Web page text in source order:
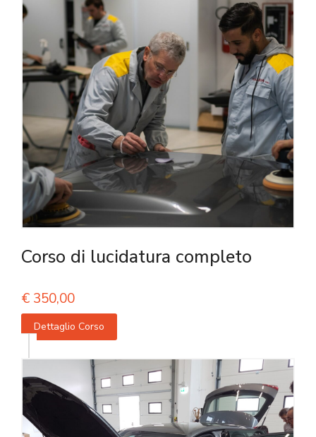
Corso di lucidatura completo
€ 350,00
Dettaglio Corso